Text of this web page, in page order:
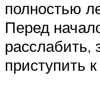
полностью
Перед
расслабить,
приступить